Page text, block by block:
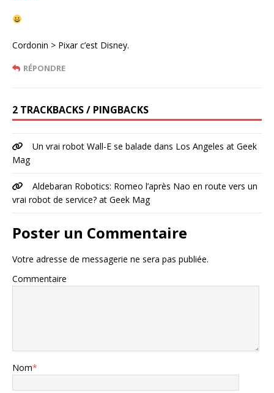
Cordonin > Pixar c’est Disney.
RÉPONDRE
2 TRACKBACKS / PINGBACKS
Un vrai robot Wall-E se balade dans Los Angeles at Geek
Mag
Aldebaran Robotics: Romeo l’après Nao en route vers un
vrai robot de service? at Geek Mag
Poster un Commentaire
Votre adresse de messagerie ne sera pas publiée.
Commentaire
Nom*